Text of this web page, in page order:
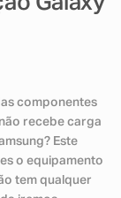
componentes
recebe carga
Este
o equipamento
tem qualquer